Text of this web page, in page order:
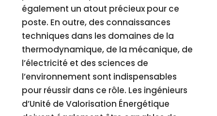
également un atout précieux pour ce
poste. En outre, des connaissances
techniques dans les domaines de la
thermodynamique, de la mécanique, de
l’électricité et des sciences de
l’environnement sont indispensables
pour réussir dans ce rôle. Les ingénieurs
d’Unité de Valorisation Énergétique